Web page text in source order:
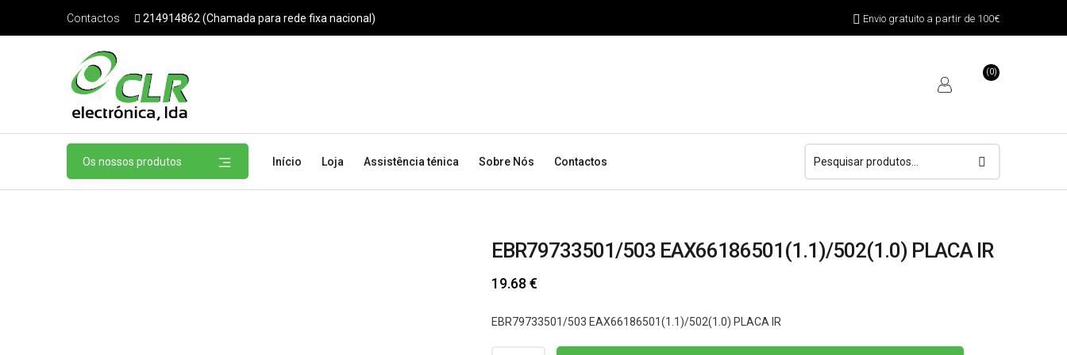
Contactos 214914862 (Chamada para rede fixa nacional) Envio gratuito a partir de 100€
(0)
Os nossos produtos Início Loja Assistência ténica Sobre Nós Contactos
EBR79733501/503 EAX66186501(1.1)/502(1.0) PLACA IR
19.68 €
EBR79733501/503 EAX66186501(1.1)/502(1.0) PLACA IR